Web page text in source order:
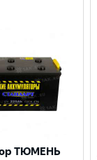
ТЮМЕНЬ